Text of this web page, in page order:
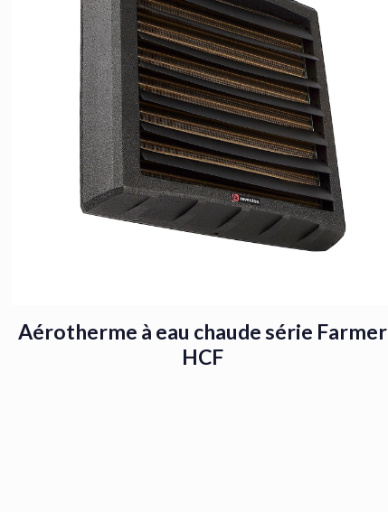
Aérotherme à eau chaude série Farmer
HCF